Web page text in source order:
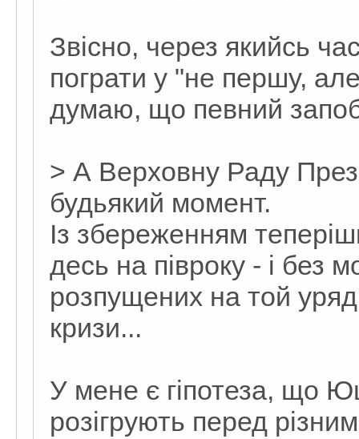
Звісно, через якийсь
пограти у "не першу,
думаю, що певний
> А Верховну Раду
будьякий момент.
Із збереженням
десь на півроку - і без
розпущених на той
кризи...
У мене є гіпотеза, що
розігрують перед